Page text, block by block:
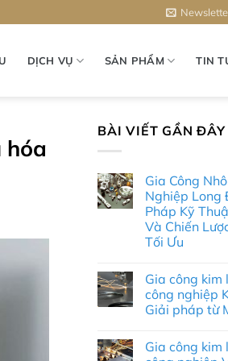
DỊCH VỤ SẢN PHẨM TIN
hóa
BÀI VIẾT GẦN ĐÂY
Gia Công
Nghiệp Long
Pháp Kỹ
Và Chiến
Tối Ưu
bình
luận
ở
Gia
Khu
Công
Gia công kim
công nghiệp
Giải pháp từ
bình
luận
Gia công kim